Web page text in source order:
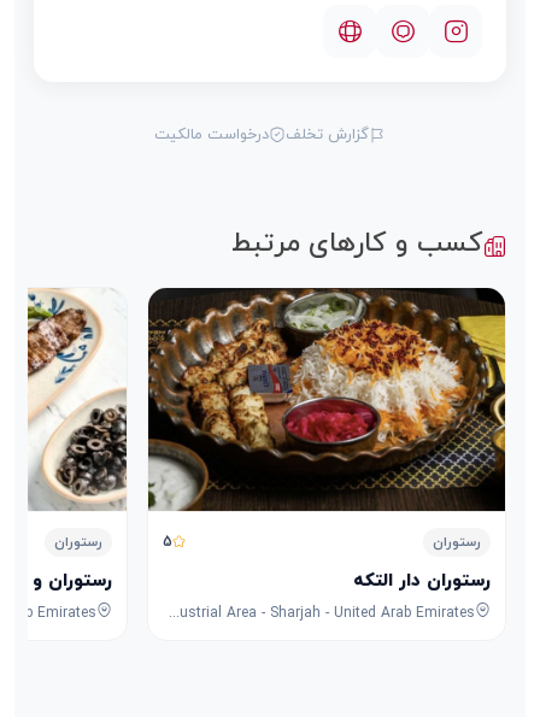
گزارش تخلف درخواست مالکیت
کسب و کارهای مرتبط
رستوران 5
رستوران دار التکه
8F53+FPG - University City Rd - Muwaileh Commercial - Industrial Area - Sharjah - United Arab Emirates
رستوران
رستوران و